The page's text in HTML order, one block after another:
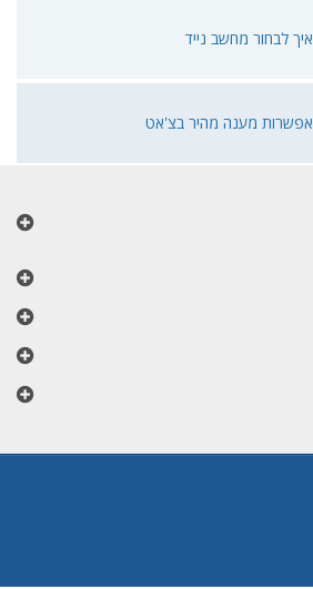
איך לבחור מחשב נייד
אפשרות מענה מהיר בצ'אט